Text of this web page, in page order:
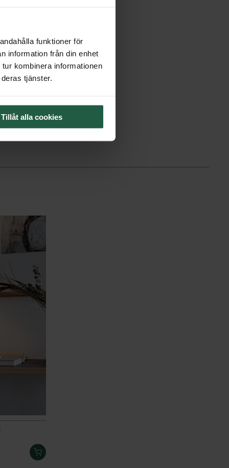
funktioner för
information från din enhet
kombinera informationen
tjänster.
Tillåt alla cookies
LÄGG
I